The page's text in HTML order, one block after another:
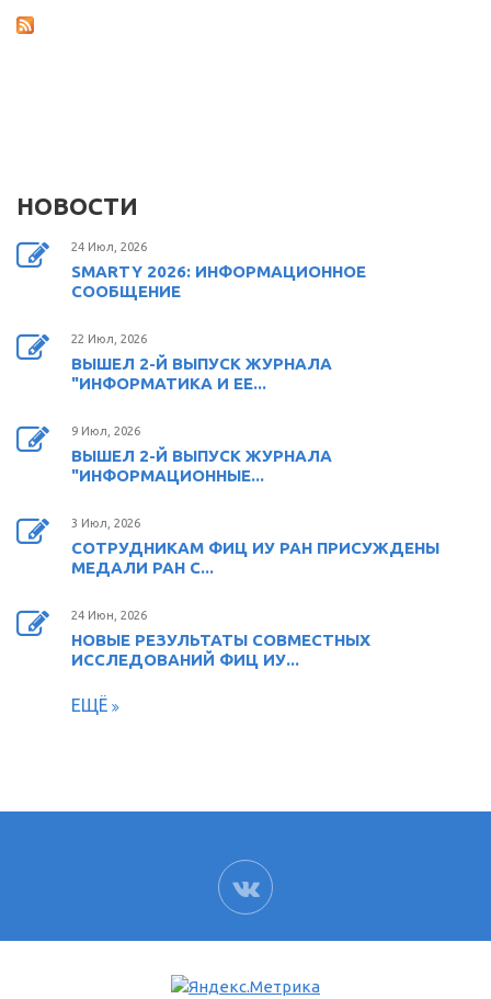
НОВОСТИ
24 Июл, 2026
SMARTY 2026: ИНФОРМАЦИОННОЕ
СООБЩЕНИЕ
22 Июл, 2026
ВЫШЕЛ 2-Й ВЫПУСК ЖУРНАЛА
"ИНФОРМАТИКА И ЕЕ...
9 Июл, 2026
ВЫШЕЛ 2-Й ВЫПУСК ЖУРНАЛА
"ИНФОРМАЦИОННЫЕ...
3 Июл, 2026
СОТРУДНИКАМ ФИЦ ИУ РАН ПРИСУЖДЕНЫ
МЕДАЛИ РАН С...
24 Июн, 2026
НОВЫЕ РЕЗУЛЬТАТЫ СОВМЕСТНЫХ
ИССЛЕДОВАНИЙ ФИЦ ИУ...
ЕЩЁ
ВК